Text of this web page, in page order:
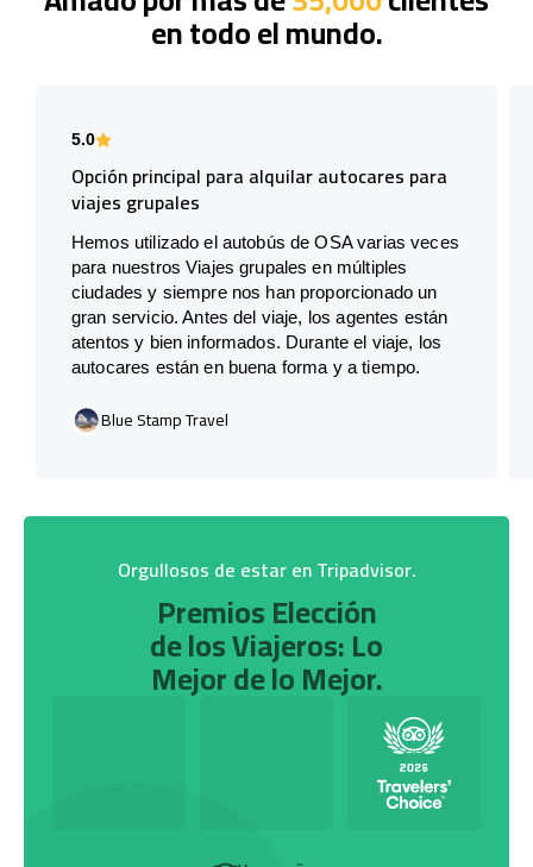
en todo el mundo.
5.0
Opción principal para alquilar autocares para
viajes grupales
Hemos utilizado el autobús de OSA varias veces
para nuestros Viajes grupales en múltiples
ciudades y siempre nos han proporcionado un
gran servicio. Antes del viaje, los agentes están
atentos y bien informados. Durante el viaje, los
autocares están en buena forma y a tiempo.
Blue Stamp Travel
Orgullosos de estar en Tripadvisor.
Premios Elección
de los Viajeros: Lo
Mejor de lo Mejor.